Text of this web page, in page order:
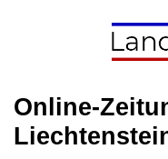
Online-